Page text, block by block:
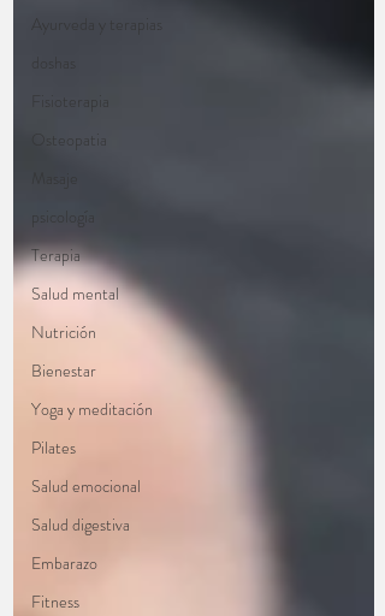
Ayurveda y terapias
doshas
Fisioterapia
Osteopatia
psicología
Terapia
Salud mental
Nutrición
Bienestar
Yoga y meditación
Pilates
Salud emocional
Salud digestiva
Embarazo
Fitness